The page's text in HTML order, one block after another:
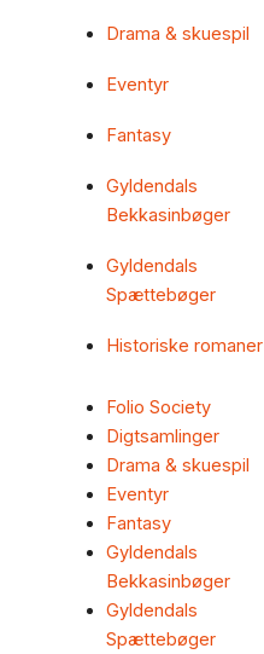
Drama & skuespil
Eventyr
Fantasy
Gyldendals
Bekkasinbøger
Gyldendals
Spættebøger
Historiske romaner
Folio Society
Digtsamlinger
Drama & skuespil
Eventyr
Fantasy
Gyldendals
Bekkasinbøger
Gyldendals
Spættebøger